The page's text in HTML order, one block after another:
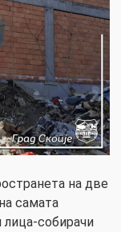
на две
самата
лица-собирачи